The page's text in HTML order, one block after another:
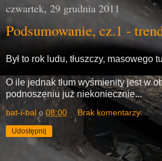
czwartek, 29 grudnia 2011
Podsumowanie, cz.1 -
Był to rok ludu, tłuszczy, masowego
O ile jednak tłum wyśmienity jest w
podnoszeniu już niekoniecznie...
bat-i-bal o 08:00 Brak komentarzy:
Udostępnij